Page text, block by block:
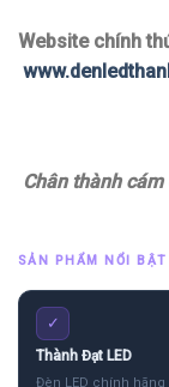
Website chính
Chân thành
SẢN PHẨM NỔI BẬT
✓
Thành Đạt LED
Đèn LED chính hãng